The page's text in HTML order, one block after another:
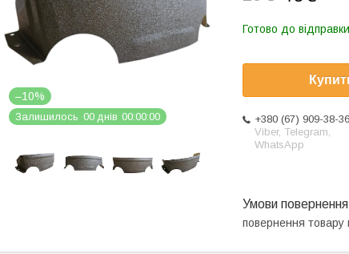
–10%
Залишилось 00 днів 00 00 00
Готово до відправки
+380 (67) 909-38-36
Viber, Telegram,
WhatsApp
повернення товару